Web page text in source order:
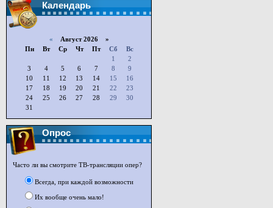
Календарь
« Август 2026 »
Пн
Вт Ср Чт Пт Сб
Вс
1
2
3
4 5 6 7 8
9
10
11 12 13 14 15
16
17
18 19 20 21 22
23
24
25 26 27 28 29
30
31
Опрос
Часто ли вы смотрите ТВ-трансляции опер?
Всегда, при каждой возможности
Их вообще очень мало!